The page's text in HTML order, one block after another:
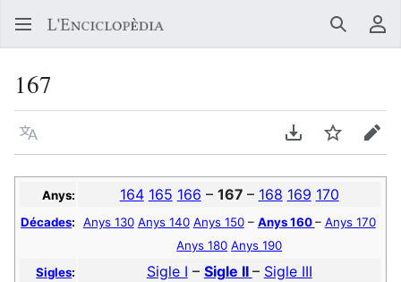
Buscar
167
Llegir en un atre idioma Descarregar en
Vigilar
Anys: 164 165 166 – 167 – 168 169 170
Décades: Anys 130 Anys 140 Anys 150– Anys 160– Anys 170
Anys 180 Anys 190
Sigles: Sigle I – Sigle II – Sigle III